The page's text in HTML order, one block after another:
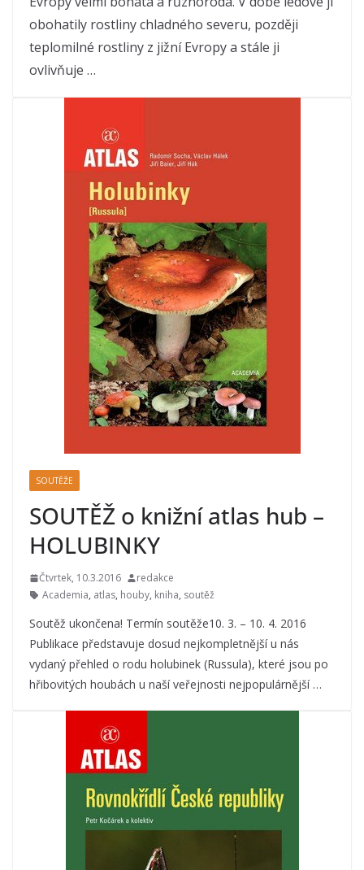
obohatily rostliny chladného severu, později
teplomilné rostliny z jižní Evropy a stále ji
ovlivňuje …
SOUTĚŽE
SOUTĚŽ o knižní atlas hub –
HOLUBINKY
Čtvrtek, 10.3.2016
redakce
Academia, atlas, houby, kniha, soutěž
Soutěž ukončena! Termín soutěže10. 3. – 10. 4. 2016
Publikace představuje dosud nejkompletnější u nás
vydaný přehled o rodu holubinek (Russula), které jsou po
hřibovitých houbách u naší veřejnosti nejpopulárnější …